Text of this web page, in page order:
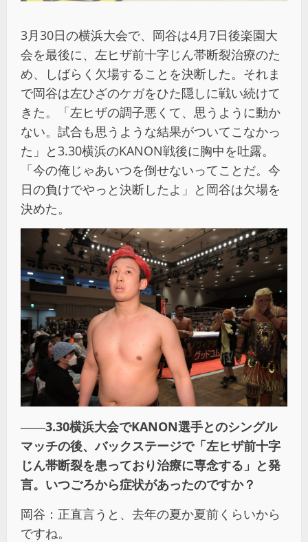
3月30日の横浜大会で、岡谷は4月7日後楽園大
会を最後に、左ヒザ前十字じん帯断裂治療のた
め、しばらく欠場することを決断した。それま
で岡谷は左ひざのケガをひた隠しに戦い続けて
きた。「左ヒザの調子悪くて、思うように動か
ない。試合も思うような結果がついてこなかっ
た」と3.30横浜のKANON戦後に胸中を吐露。
「今の俺じゃあいつを倒せないってことだ。今
日の負けでやっと決断したよ」と岡谷は欠場を
決めた。
――3.30横浜大会でKANON選手とのシングル
マッチの後、バックステージで「左ヒザ前十字
じん帯断裂を患っており治療に専念する」と発
言。いつごろから症状があったのですか？
岡谷：正直言うと、去年の夏か夏前くらいから
ですね。